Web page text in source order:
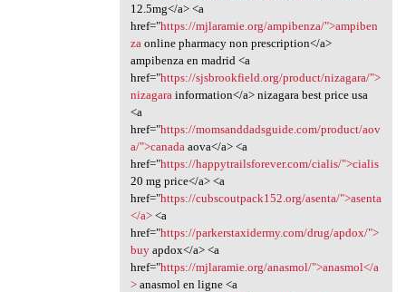
12.5mg</a> <a
href="https://mjlaramie.org/ampibenza/">ampiben
za online pharmacy non prescription</a>
ampibenza en madrid <a
href="https://sjsbrookfield.org/product/nizagara/">
nizagara information</a> nizagara best price usa
<a
href="https://momsanddadsguide.com/product/aov
a/">canada aova</a> <a
href="https://happytrailsforever.com/cialis/">cialis
20 mg price</a> <a
href="https://cubscoutpack152.org/asenta/">asenta
</a><a
href="https://parkerstaxidermy.com/drug/apdox/">
buyapdox</a> <a
href="https://mjlaramie.org/anasmol/">anasmol</a
>anasmol en ligne <a